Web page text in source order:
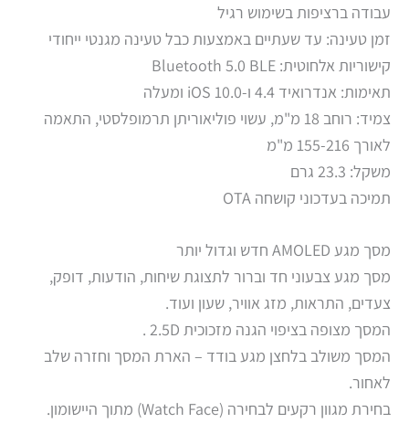
עבודה ברציפות בשימוש רגיל
זמן טעינה: עד שעתיים באמצעות כבל טעינה מגנטי ייחודי
קישוריות אלחוטית: Bluetooth 5.0 BLE
תאימות: אנדרואיד 4.4 ו-iOS 10.0 ומעלה
צמיד: רוחב 18 מ"מ, עשוי פוליאוריתן תרמופלסטי, התאמה
לאורך 155-216 מ"מ
משקל: 23.3 גרם
תמיכה בעדכוני קושחה OTA
מסך מגע AMOLED חדש וגדול יותר
מסך מגע צבעוני חד וברור לתצוגת שיחות, הודעות, דופק,
צעדים, התראות, מזג אוויר, שעון ועוד.
המסך מצופה בציפוי הגנה מזכוכית 2.5D .
המסך משולב בלחצן מגע בודד – הארת המסך וחזרה שלב
לאחור.
בחירת מגוון רקעים לבחירה (Watch Face) מתוך היישומון.